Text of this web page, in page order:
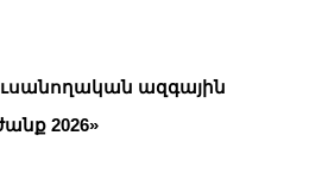
ազգային
2026»